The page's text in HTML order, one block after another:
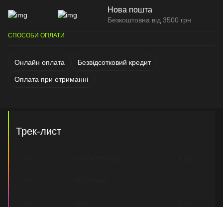
Нова пошта
Безкоштовна від 3500 грн
СПОСОБИ ОПЛАТИ
Онлайн оплата Безвідсотковий кредит
Оплата при отриманні
Трек-лист